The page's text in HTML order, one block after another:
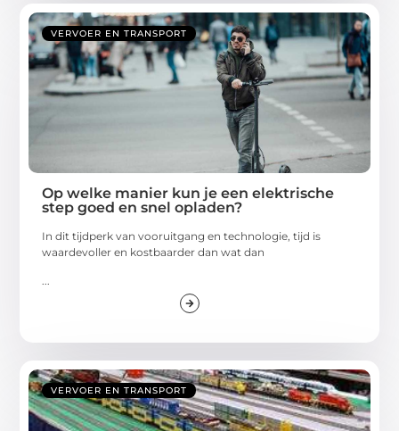
VERVOER EN TRANSPORT
Op welke manier kun je een elektrische
step goed en snel opladen?
In dit tijdperk van vooruitgang en technologie, tijd is
waardevoller en kostbaarder dan wat dan
...
VERVOER EN TRANSPORT